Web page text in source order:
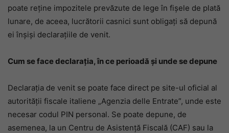
poate reține impozitele prevăzute de lege în fișele de plată
lunare, de aceea, lucrătorii casnici sunt obligați să depună
ei înșiși declarațiile de venit.
Cum se face declarația, în ce perioadă și unde se depune
Declarația de venit se poate face direct pe site-ul oficial al
autorității fiscale italiene „Agenzia delle Entrate”, unde este
necesar codul PIN personal. Se poate depune, de
asemenea, la un Centru de Asistență Fiscală (CAF) sau la